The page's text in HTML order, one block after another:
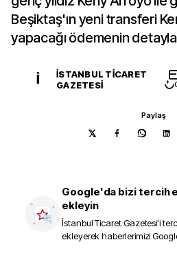
Beşiktaş'ın yeni transferi
yapacağı ödemenin
İ
İSTANBUL TICARET
GAZETESI
Paylaş
Google'da bizi tercih
ekleyin
İstanbul Ticaret Gazetesi'i
ekleyerek haberlerimizi